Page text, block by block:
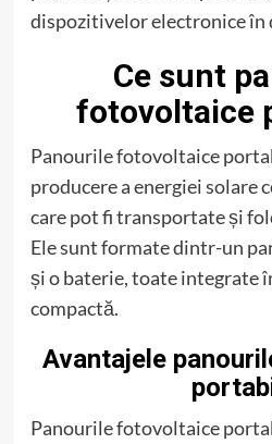
dispozitivelor electronice în
Ce sunt
fotovoltaice
Panourile fotovoltaice
producere a energiei solare
care pot fi transportate și
Ele sunt formate dintr-un
și o baterie, toate integrate
compactă.
Avantajele
Panourile fotovoltaice